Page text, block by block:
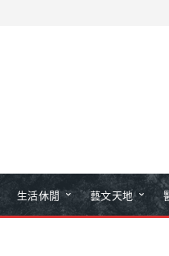
生活休閒 藝文天地